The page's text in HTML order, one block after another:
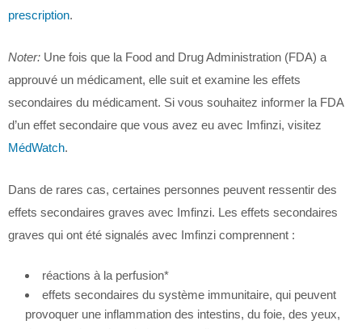
prescription.
Noter: Une fois que la Food and Drug Administration (FDA) a
approuvé un médicament, elle suit et examine les effets
secondaires du médicament. Si vous souhaitez informer la FDA
d’un effet secondaire que vous avez eu avec Imfinzi, visitez
MédWatch.
Dans de rares cas, certaines personnes peuvent ressentir des
effets secondaires graves avec Imfinzi. Les effets secondaires
graves qui ont été signalés avec Imfinzi comprennent :
réactions à la perfusion*
effets secondaires du système immunitaire, qui peuvent
provoquer une inflammation des intestins, du foie, des yeux,